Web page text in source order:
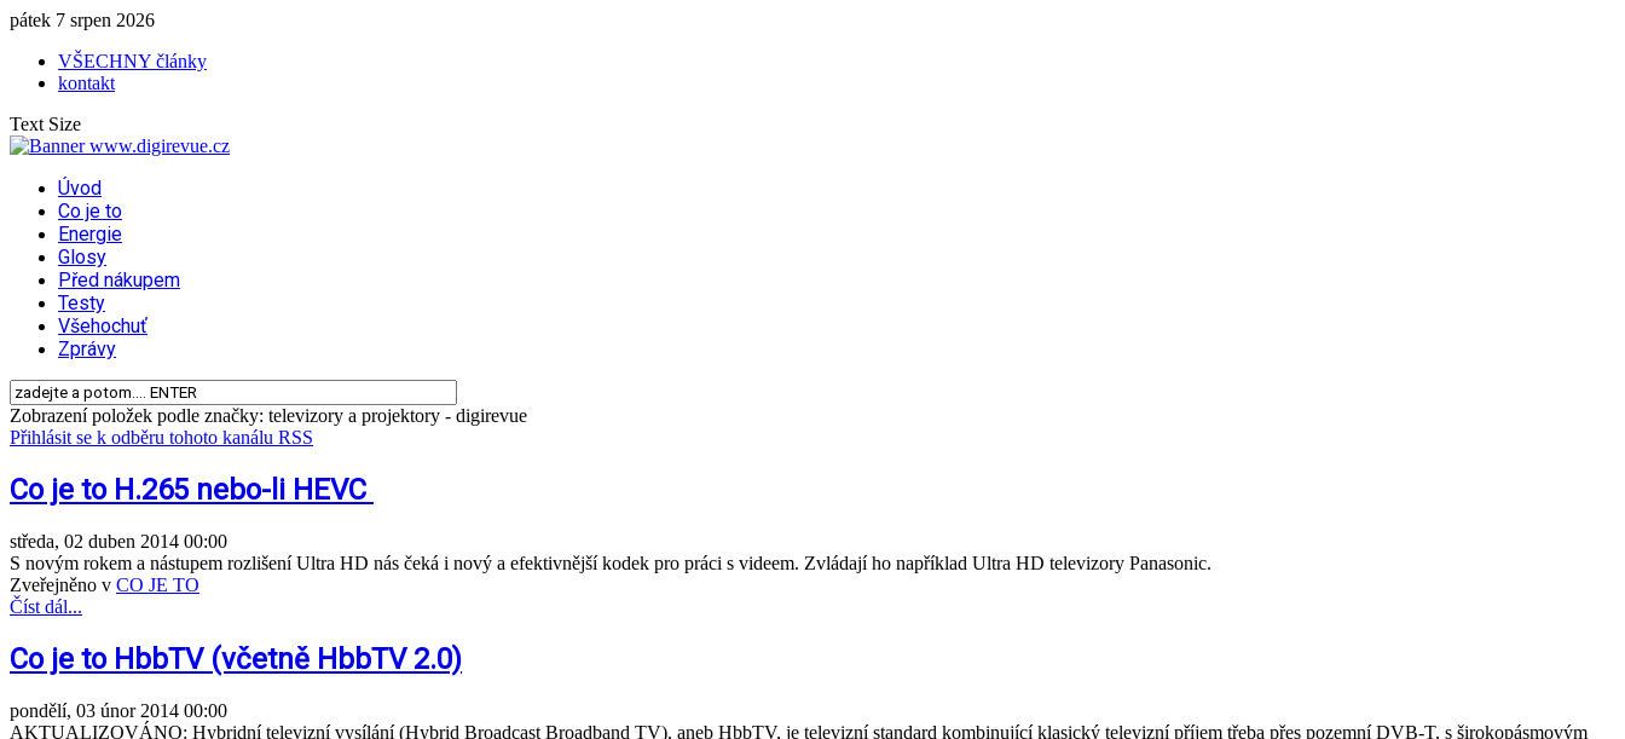
pátek 7 srpen 2026
VŠECHNY články
kontakt
Text Size
Úvod
Co je to
Energie
Glosy
Před nákupem
Testy
Všehochuť
Zprávy
Zobrazení položek podle značky: televizory a projektory - digirevue
Přihlásit se k odběru tohoto kanálu RSS
Co je to H.265 nebo-li HEVC
středa, 02 duben 2014 00:00
S novým rokem a nástupem rozlišení Ultra HD nás čeká i nový a efektivnější kodek pro práci s videem. Zvládají ho například Ultra HD televizory Panasonic.
Zveřejněno v CO JE TO
Číst dál...
Co je to HbbTV (včetně HbbTV 2.0)
pondělí, 03 únor 2014 00:00
AKTUALIZOVÁNO: Hybridní televizní vysílání (Hybrid Broadcast Broadband TV), aneb HbbTV, je televizní standard kombinující klasický televizní příjem třeba přes pozemní DVB-T, s širokopásmovým